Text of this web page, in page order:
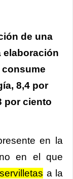
de una
elaboración
consume
8,4 por
por ciento
en la
en el que
servilletas a la